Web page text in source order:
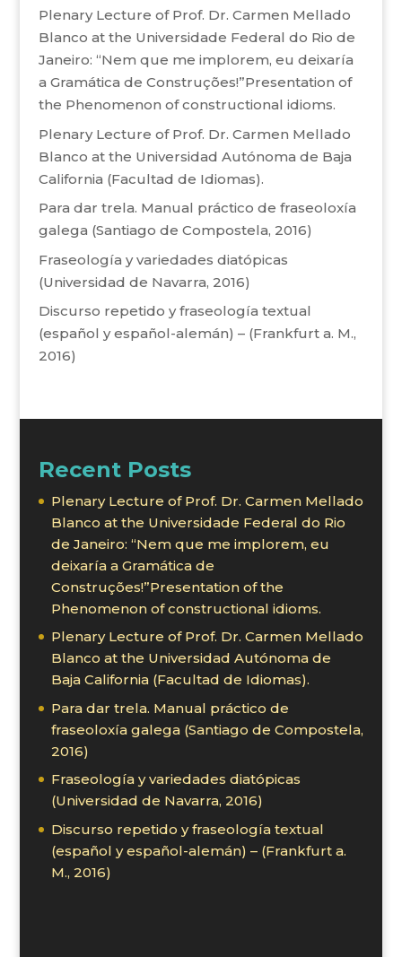
Plenary Lecture of Prof. Dr. Carmen Mellado
Blanco at the Universidade Federal do Rio de
Janeiro: “Nem que me implorem, eu deixaría
a Gramática de Construções!”Presentation of
the Phenomenon of constructional idioms.
Plenary Lecture of Prof. Dr. Carmen Mellado
Blanco at the Universidad Autónoma de Baja
California (Facultad de Idiomas).
Para dar trela. Manual práctico de fraseoloxía
galega (Santiago de Compostela, 2016)
Fraseología y variedades diatópicas
(Universidad de Navarra, 2016)
Discurso repetido y fraseología textual
(español y español-alemán) – (Frankfurt a. M.,
2016)
Recent Posts
Plenary Lecture of Prof. Dr. Carmen Mellado
Blanco at the Universidade Federal do Rio
de Janeiro: “Nem que me implorem, eu
deixaría a Gramática de
Construções!”Presentation of the
Phenomenon of constructional idioms.
Plenary Lecture of Prof. Dr. Carmen Mellado
Blanco at the Universidad Autónoma de
Baja California (Facultad de Idiomas).
Para dar trela. Manual práctico de
fraseoloxía galega (Santiago de Compostela,
2016)
Fraseología y variedades diatópicas
(Universidad de Navarra, 2016)
Discurso repetido y fraseología textual
(español y español-alemán) – (Frankfurt a.
M., 2016)